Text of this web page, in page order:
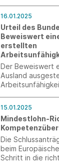
16.01.2025
Urteil des
Beweiswert
erstellten
Der Beweiswert
Ausland
Umstände
betrachtet
der
am Beweiswert
begründen.
15.01.2025
Mindestlohn-
Die
beim
Schritt in die